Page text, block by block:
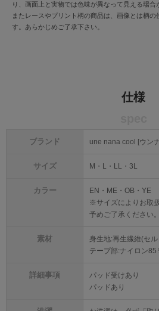
り、画面上と実物では色味が異なって見える場合
またレースやプリント柄の商品は、画像とは柄の
す。あらかじめご了承下さい。
仕様
ブランド une nana cool [ウン
サイズ M・L・LL・3L
カラー
EN・ME・OB・YE
※サイズによりお取
予めご了承ください。
素材
身生地:再生繊維(セ
テープ部:ナイロン
詳細事項
パッド受けあり
パッドあり